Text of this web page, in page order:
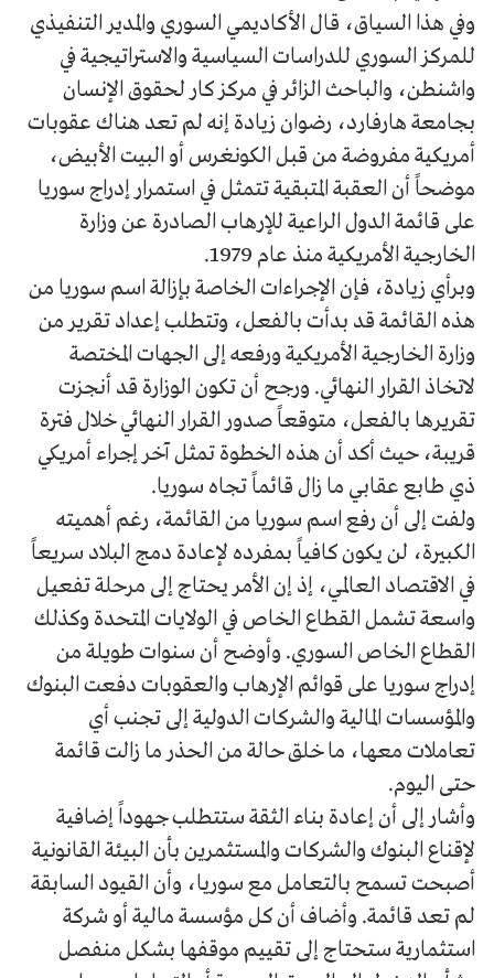
وفي هذا السياق، قال الأكاديمي السوري والمدير التنفيذي
للمركز السوري للدراسات السياسية والاستراتيجية في
واشنطن، والباحث الزائر في مركز كار لحقوق الإنسان
بجامعة هارفارد، رضوان زيادة إنه لم تعد هناك عقوبات
أمريكية مفروضة من قبل الكونغرس أو البيت الأبيض،
موضحاً أن العقبة المتبقية تتمثل في استمرار إدراج سوريا
على قائمة الدول الراعية للإرهاب الصادرة عن وزارة
الخارجية الأمريكية منذ عام 1979.
وبرأي زيادة، فإن الإجراءات الخاصة بإزالة اسم سوريا من
هذه القائمة قد بدأت بالفعل، وتتطلب إعداد تقرير من
وزارة الخارجية الأمريكية ورفعه إلى الجهات المختصة
لاتخاذ القرار النهائي. ورجح أن تكون الوزارة قد أنجزت
تقريرها بالفعل، متوقعاً صدور القرار النهائي خلال فترة
قريبة، حيث أكد أن هذه الخطوة تمثل آخر إجراء أمريكي
ذي طابع عقابي ما زال قائماً تجاه سوريا.
ولفت إلى أن رفع اسم سوريا من القائمة، رغم أهميته
الكبيرة، لن يكون كافياً بمفرده لإعادة دمج البلاد سريعاً
في الاقتصاد العالمي، إذ إن الأمر يحتاج إلى مرحلة تفعيل
واسعة تشمل القطاع الخاص في الولايات المتحدة وكذلك
القطاع الخاص السوري. وأوضح أن سنوات طويلة من
إدراج سوريا على قوائم الإرهاب والعقوبات دفعت البنوك
والمؤسسات المالية والشركات الدولية إلى تجنب أي
تعاملات معها، ما خلق حالة من الحذر ما زالت قائمة
حتى اليوم.
وأشار إلى أن إعادة بناء الثقة ستتطلب جهوداً إضافية
لإقناع البنوك والشركات والمستثمرين بأن البيئة القانونية
أصبحت تسمح بالتعامل مع سوريا، وأن القيود السابقة
لم تعد قائمة. وأضاف أن كل مؤسسة مالية أو شركة
استثمارية ستحتاج إلى تقييم موقفها بشكل منفصل